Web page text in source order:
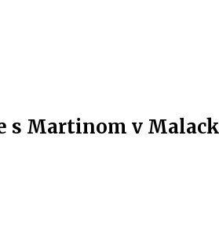
s Martinom v